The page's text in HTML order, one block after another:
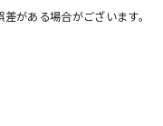
がある場合がございます。